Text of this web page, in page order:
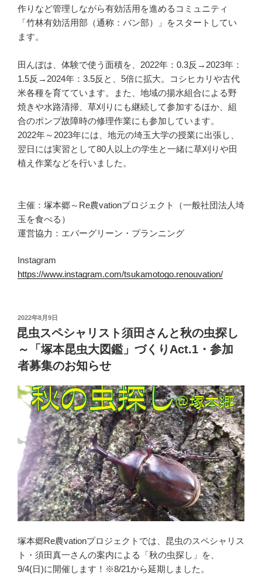
作りなど管理しながら有効活用を進めるコミュニティ
「竹林有効活用部（通称：バン部）」をスタートしてい
ます。
田んぼは、体験で使う面積を、2022年：0.3反→2023年：
1.5反→2024年：3.5反と、5倍に拡大。コシヒカリや古代
米各種を育てています。また、地域の揚水組合による野
焼きや水路清掃、草刈りにも継続して参加するほか、組
合のポンプ故障時の修理作業にも参加しています。
2022年～2023年には、地元の埼玉大学の授業に出張し、
翌日には実習として80人以上の学生と一緒に草刈りや田
植え作業などを行いました。
主催：塚本郷～Re農vationプロジェクト（一般社団法人埼
玉を食べる）
運営協力：エバーグリーン・プランニング
Instagram
https://www.instagram.com/tsukamotogo.renouvation/
投
稿
日:
2022年8月9日
昆虫スペシャリスト須田さんと秋の虫探し
～「塚本昆虫大図鑑」づくりAct.1・参加
者募集のお知らせ
塚本郷Re農vationプロジェクトでは、昆虫のスペシャリス
ト・須田真一さんの案内による「秋の虫探し」を、
9/4(日)に開催します！※8/21から延期しました。